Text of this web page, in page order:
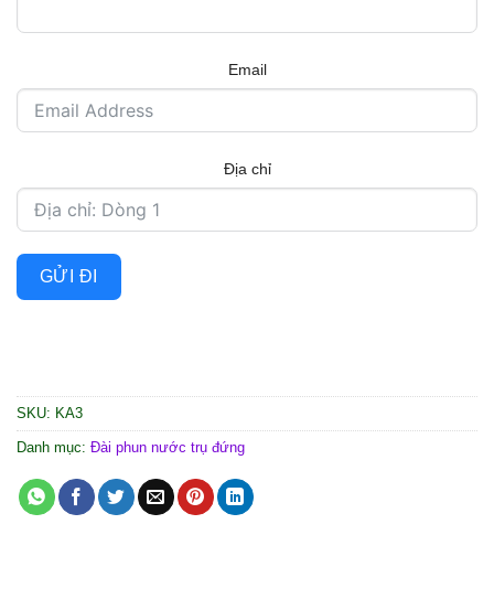
Email
Địa chỉ
GỬI ĐI
SKU: KA3
Danh mục: Đài phun nước trụ đứng